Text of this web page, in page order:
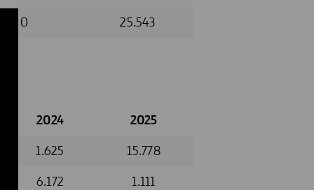
0
25.543
2024
2025
1.625
15.778
6.172
1.111